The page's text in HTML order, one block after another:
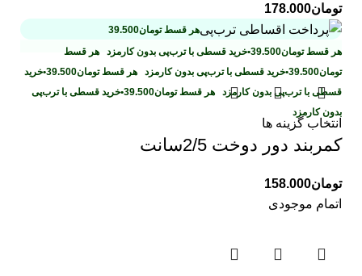
تومان178.000
هر قسطتومان39.500
هر قسطتومان39.500
•خرید قسطی با ترب‌پی بدون کارمزد هر قسط
تومان39.500
•خرید قسطی با ترب‌پی بدون کارمزد هر قسطتومان39.500
•خرید
قسطی با ترب‌پی بدون کارمزد هر قسطتومان39.500
•خرید قسطی با ترب‌پی
بدون کارمزد
انتخاب گزینه ها
کمربند دور دوخت 2/5سانت
تومان158.000
اتمام موجودی